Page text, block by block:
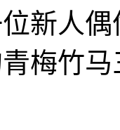
新人
梅竹